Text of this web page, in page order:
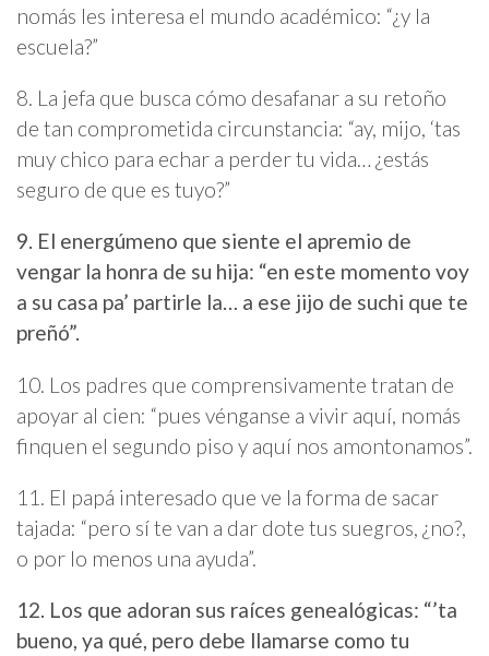
nomás les interesa el mundo académico: “¿y la
escuela?”
8. La jefa que busca cómo desafanar a su retoño
de tan comprometida circunstancia: “ay, mijo, ‘tas
muy chico para echar a perder tu vida… ¿estás
seguro de que es tuyo?”
9. El energúmeno que siente el apremio de
vengar la honra de su hija: “en este momento voy
a su casa pa’ partirle la… a ese jijo de suchi que te
preñó”.
10. Los padres que comprensivamente tratan de
apoyar al cien: “pues vénganse a vivir aquí, nomás
finquen el segundo piso y aquí nos amontonamos”.
11. El papá interesado que ve la forma de sacar
tajada: “pero sí te van a dar dote tus suegros, ¿no?,
o por lo menos una ayuda”.
12. Los que adoran sus raíces genealógicas: “’ta
bueno, ya qué, pero debe llamarse como tu